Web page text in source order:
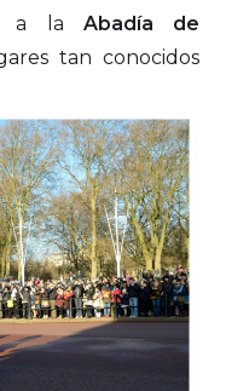
a la Abadía de
tan conocidos